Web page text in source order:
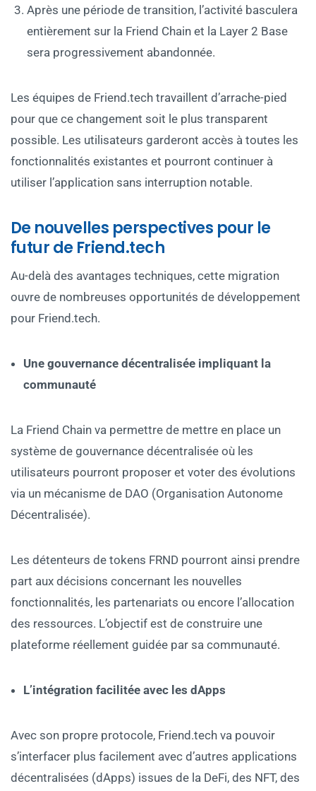
Après une période de transition, l’activité basculera
entièrement sur la Friend Chain et la Layer 2 Base
sera progressivement abandonnée.
Les équipes de Friend.tech travaillent d’arrache-pied
pour que ce changement soit le plus transparent
possible. Les utilisateurs garderont accès à toutes les
fonctionnalités existantes et pourront continuer à
utiliser l’application sans interruption notable.
De nouvelles perspectives pour le
futur de Friend.tech
Au-delà des avantages techniques, cette migration
ouvre de nombreuses opportunités de développement
pour Friend.tech.
Une gouvernance décentralisée impliquant la
communauté
La Friend Chain va permettre de mettre en place un
système de gouvernance décentralisée où les
utilisateurs pourront proposer et voter des évolutions
via un mécanisme de DAO (Organisation Autonome
Décentralisée).
Les détenteurs de tokens FRND pourront ainsi prendre
part aux décisions concernant les nouvelles
fonctionnalités, les partenariats ou encore l’allocation
des ressources. L’objectif est de construire une
plateforme réellement guidée par sa communauté.
L’intégration facilitée avec les dApps
Avec son propre protocole, Friend.tech va pouvoir
s’interfacer plus facilement avec d’autres applications
décentralisées (dApps) issues de la DeFi, des NFT, des